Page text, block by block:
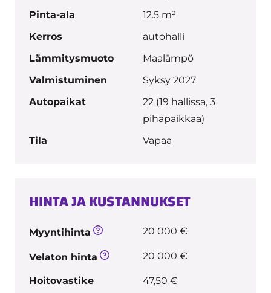
Pinta-ala
12.5 m²
Kerros
autohalli
Lämmitysmuoto
Maalämpö
Valmistuminen
Syksy 2027
Autopaikat
22 (19 hallissa, 3
pihapaikkaa)
Tila
Vapaa
HINTA JA KUSTANNUKSET
Myyntihinta 20 000 €
Velaton hinta 20 000 €
Hoitovastike 47,50 €